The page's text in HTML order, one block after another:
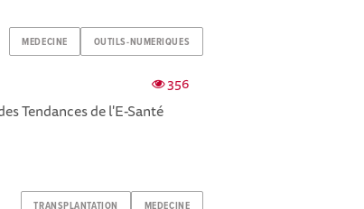
MEDECINE OUTILS-NUMERIQUES
356
Tendances de l'E-Santé
TRANSPLANTATION MEDECINE